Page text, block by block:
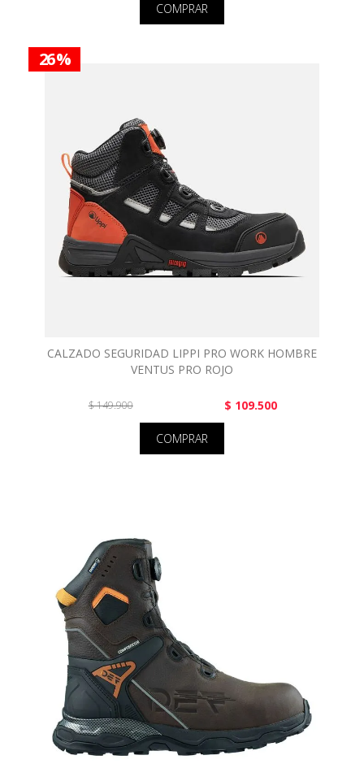
COMPRAR
26 %
CALZADO SEGURIDAD LIPPI PRO WORK HOMBRE
VENTUS PRO ROJO
$ 149.900 $ 109.500
COMPRAR